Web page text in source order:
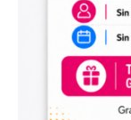
Archivos
Comprar diseños
profesionales